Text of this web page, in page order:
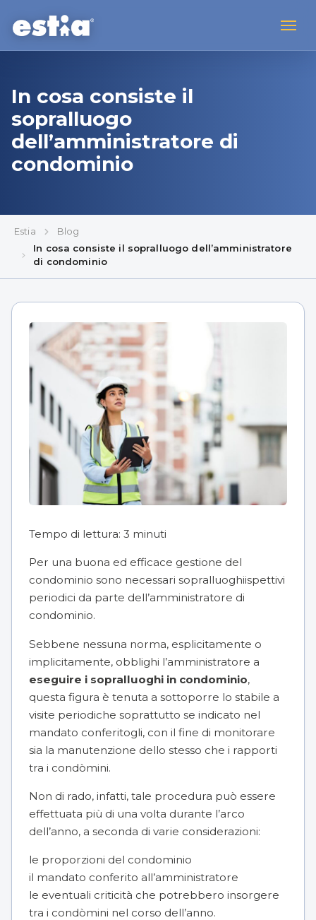
In cosa consiste il
sopralluogo
dell’amministratore di
condominio
Estia
Blog
In cosa consiste il sopralluogo dell’amministratore
di condominio
Tempo di lettura: 3 minuti
Per una buona ed efficace gestione del
condominio sono necessari sopralluoghiispettivi
periodici da parte dell’amministratore di
condominio.
Sebbene nessuna norma, esplicitamente o
implicitamente, obblighi l’amministratore a
eseguire i sopralluoghi in condominio,
questa figura è tenuta a sottoporre lo stabile a
visite periodiche soprattutto se indicato nel
mandato conferitogli, con il fine di monitorare
sia la manutenzione dello stesso che i rapporti
tra i condòmini.
Non di rado, infatti, tale procedura può essere
effettuata più di una volta durante l’arco
dell’anno, a seconda di varie considerazioni:
le proporzioni del condominio
il mandato conferito all’amministratore
le eventuali criticità che potrebbero insorgere
tra i condòmini nel corso dell’anno.